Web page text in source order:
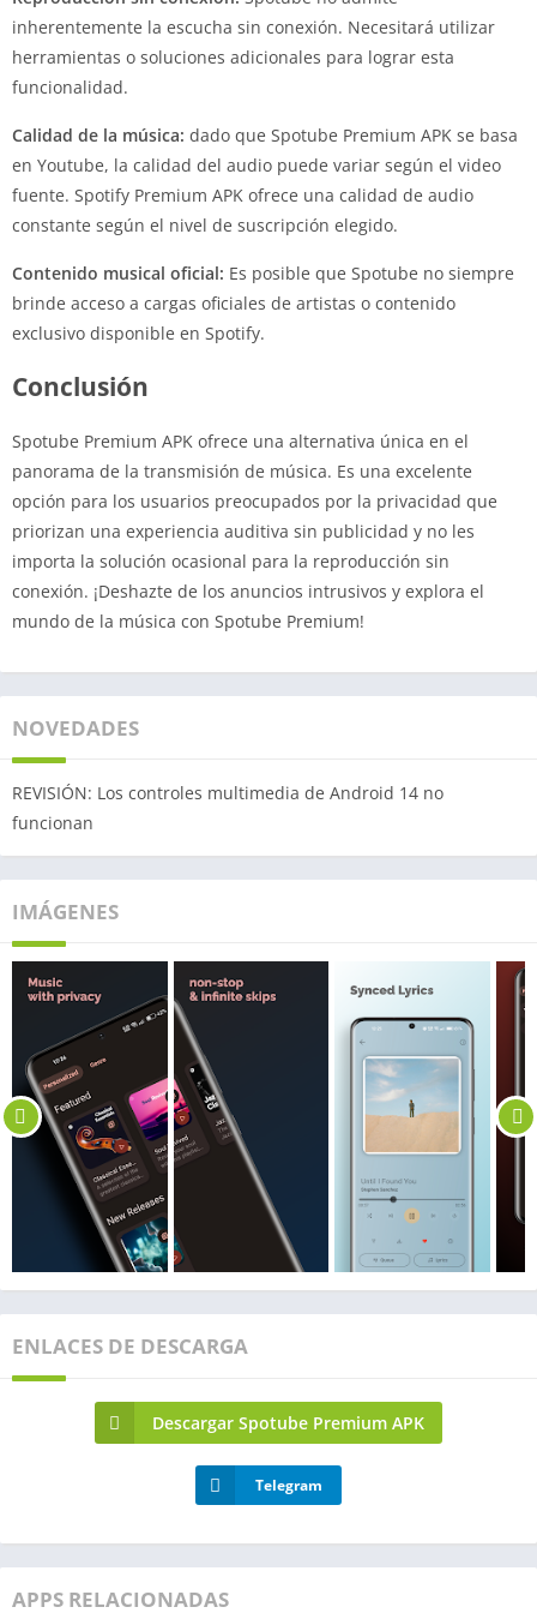
inherentemente la escucha sin conexión. Necesitará utilizar
herramientas o soluciones adicionales para lograr esta
funcionalidad.
Calidad de la música: dado que Spotube Premium APK se basa
en Youtube, la calidad del audio puede variar según el video
fuente. Spotify Premium APK ofrece una calidad de audio
constante según el nivel de suscripción elegido.
Contenido musical oficial: Es posible que Spotube no siempre
brinde acceso a cargas oficiales de artistas o contenido
exclusivo disponible en Spotify.
Conclusión
Spotube Premium APK ofrece una alternativa única en el
panorama de la transmisión de música. Es una excelente
opción para los usuarios preocupados por la privacidad que
priorizan una experiencia auditiva sin publicidad y no les
importa la solución ocasional para la reproducción sin
conexión. ¡Deshazte de los anuncios intrusivos y explora el
mundo de la música con Spotube Premium!
NOVEDADES
REVISIÓN: Los controles multimedia de Android 14 no
funcionan
IMÁGENES
ENLACES DE DESCARGA
Descargar Spotube Premium APK
Telegram
APPS RELACIONADAS